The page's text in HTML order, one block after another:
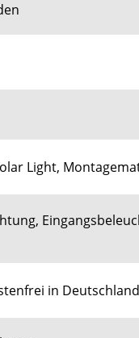
Light,
in Deutschland